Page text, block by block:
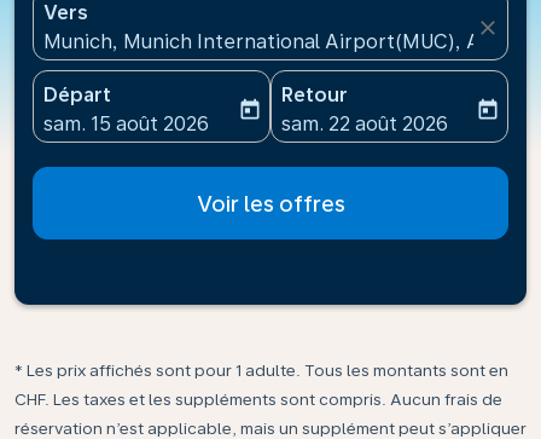
Vers
Munich, Munich International Airport(MUC),
close
Départ
fc-booking-departure-date-aria-label
sam. 15 août 2026
today
Retour
fc-booking-return-date-
sam. 22 août 2026
today
Voir les offres
* Les prix affichés sont pour 1 adulte. Tous les montants sont en
CHF. Les taxes et les suppléments sont compris. Aucun frais de
réservation n’est applicable, mais un supplément peut s’appliquer